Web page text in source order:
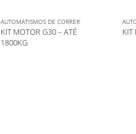
AUTOMATISMOS DE CORRER
KIT MOTOR G30 – ATÉ
1800KG
KIT